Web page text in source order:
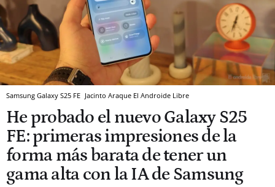
Samsung Galaxy S25 FE Jacinto Araque El Androide Libre
He probado el nuevo Galaxy S25
FE: primeras impresiones de la
forma más barata de tener un
gama alta con la IA de Samsung